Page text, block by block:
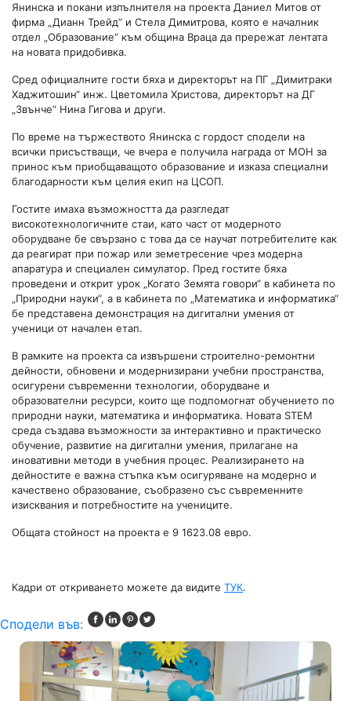
Янинска и покани изпълнителя на проекта Даниел Митов от
фирма „Дианн Трейд“ и Стела Димитрова, която е началник
отдел „Образование“ към община Враца да прережат лентата
на новата придобивка.
Сред официалните гости бяха и директорът на ПГ „Димитраки
Хаджитошин“ инж. Цветомила Христова, директорът на ДГ
„Звънче“ Нина Гигова и други.
По време на тържеството Янинска с гордост сподели на
всички присъстващи, че вчера е получила награда от МОН за
принос към приобщаващото образование и изказа специални
благодарности към целия екип на ЦСОП.
Гостите имаха възможността да разгледат
високотехнологичните стаи, като част от модерното
оборудване бе свързано с това да се научат потребителите как
да реагират при пожар или земетресение чрез модерна
апаратура и специален симулатор. Пред гостите бяха
проведени и открит урок „Когато Земята говори“ в кабинета по
„Природни науки“, а в кабинета по „Математика и информатика“
бе представена демонстрация на дигитални умения от
ученици от начален етап.
В рамките на проекта са извършени строително-ремонтни
дейности, обновени и модернизирани учебни пространства,
осигурени съвременни технологии, оборудване и
образователни ресурси, които ще подпомогнат обучението по
природни науки, математика и информатика. Новата STEM
среда създава възможности за интерактивно и практическо
обучение, развитие на дигитални умения, прилагане на
иновативни методи в учебния процес. Реализирането на
дейностите е важна стъпка към осигуряване на модерно и
качествено образование, съобразено със съвременните
изисквания и потребностите на учениците.
Общата стойност на проекта е 9 1623.08 евро.
Кадри от откриването можете да видите ТУК.
Сподели във: